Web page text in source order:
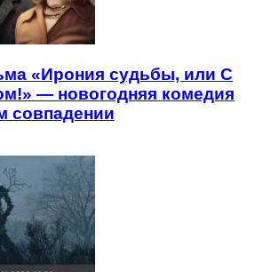
«Ирония судьбы, или С
— новогодняя комедия
совпадении